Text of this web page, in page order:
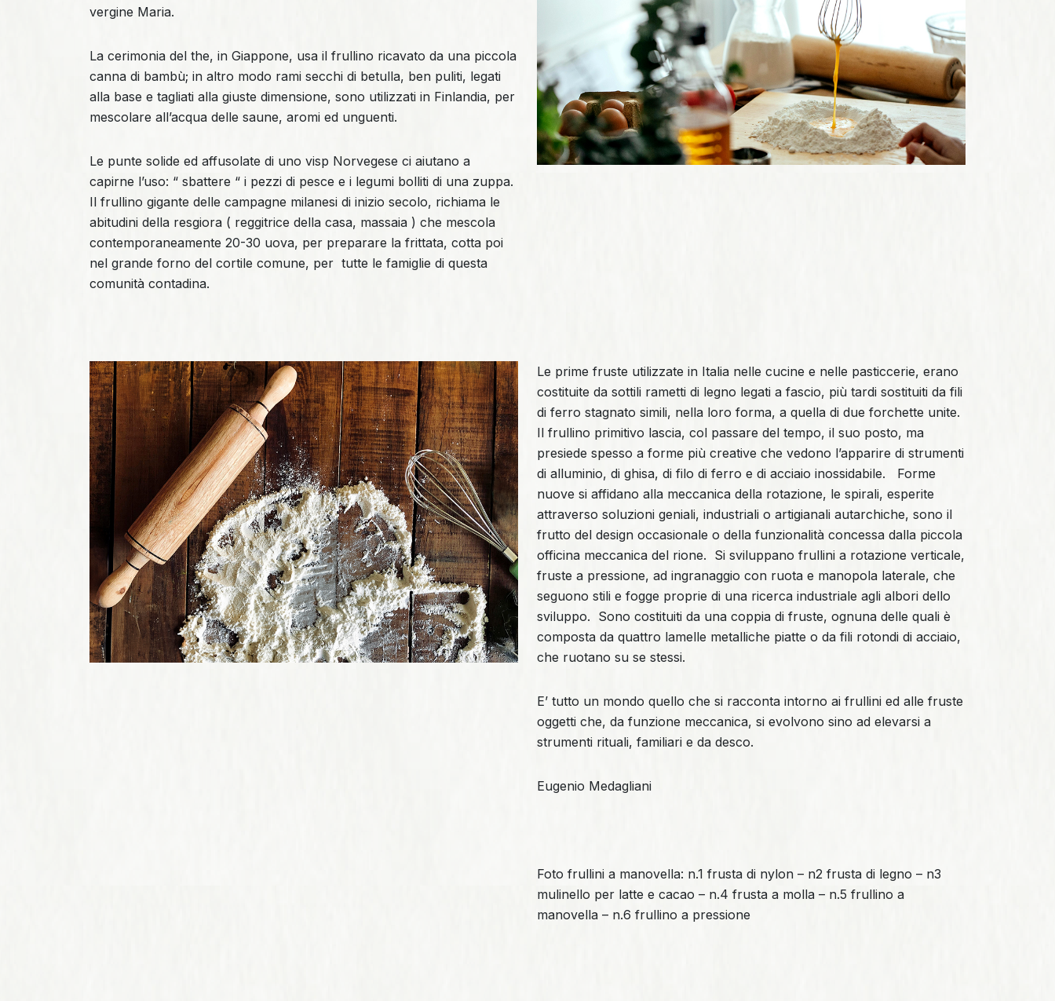
vergine Maria.
La cerimonia del the, in Giappone, usa il frullino ricavato da una piccola
canna di bambù; in altro modo rami secchi di betulla, ben puliti, legati
alla base e tagliati alla giuste dimensione, sono utilizzati in Finlandia, per
mescolare all’acqua delle saune, aromi ed unguenti.
Le punte solide ed affusolate di uno visp Norvegese ci aiutano a
capirne l’uso: “ sbattere “ i pezzi di pesce e i legumi bolliti di una zuppa.
Il frullino gigante delle campagne milanesi di inizio secolo, richiama le
abitudini della resgiora ( reggitrice della casa, massaia ) che mescola
contemporaneamente 20-30 uova, per preparare la frittata, cotta poi
nel grande forno del cortile comune, per tutte le famiglie di questa
comunità contadina.
Le prime fruste utilizzate in Italia nelle cucine e nelle pasticcerie, erano
costituite da sottili rametti di legno legati a fascio, più tardi sostituiti da fili
di ferro stagnato simili, nella loro forma, a quella di due forchette unite.
Il frullino primitivo lascia, col passare del tempo, il suo posto, ma
presiede spesso a forme più creative che vedono l’apparire di strumenti
di alluminio, di ghisa, di filo di ferro e di acciaio inossidabile. Forme
nuove si affidano alla meccanica della rotazione, le spirali, esperite
attraverso soluzioni geniali, industriali o artigianali autarchiche, sono il
frutto del design occasionale o della funzionalità concessa dalla piccola
officina meccanica del rione. Si sviluppano frullini a rotazione verticale,
fruste a pressione, ad ingranaggio con ruota e manopola laterale, che
seguono stili e fogge proprie di una ricerca industriale agli albori dello
sviluppo. Sono costituiti da una coppia di fruste, ognuna delle quali è
composta da quattro lamelle metalliche piatte o da fili rotondi di acciaio,
che ruotano su se stessi.
E’ tutto un mondo quello che si racconta intorno ai frullini ed alle fruste
oggetti che, da funzione meccanica, si evolvono sino ad elevarsi a
strumenti rituali, familiari e da desco.
Eugenio Medagliani
Foto frullini a manovella: n.1 frusta di nylon – n2 frusta di legno – n3
mulinello per latte e cacao – n.4 frusta a molla – n.5 frullino a
manovella – n.6 frullino a pressione